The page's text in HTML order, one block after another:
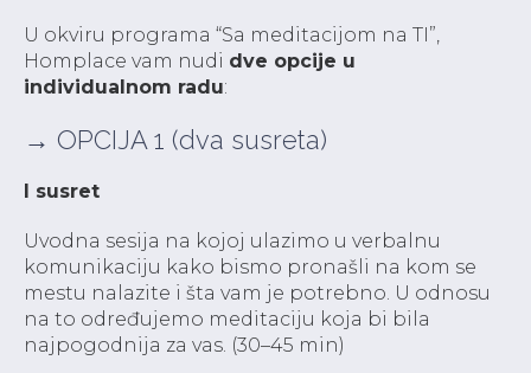
U okviru programa “Sa meditacijom na TI”,
Homplace vam nudi dve opcije u
individualnom radu:
→ OPCIJA 1 (dva susreta)
I susret
Uvodna sesija na kojoj ulazimo u verbalnu
komunikaciju kako bismo pronašli na kom se
mestu nalazite i šta vam je potrebno. U odnosu
na to određujemo meditaciju koja bi bila
najpogodnija za vas. (30–45 min)